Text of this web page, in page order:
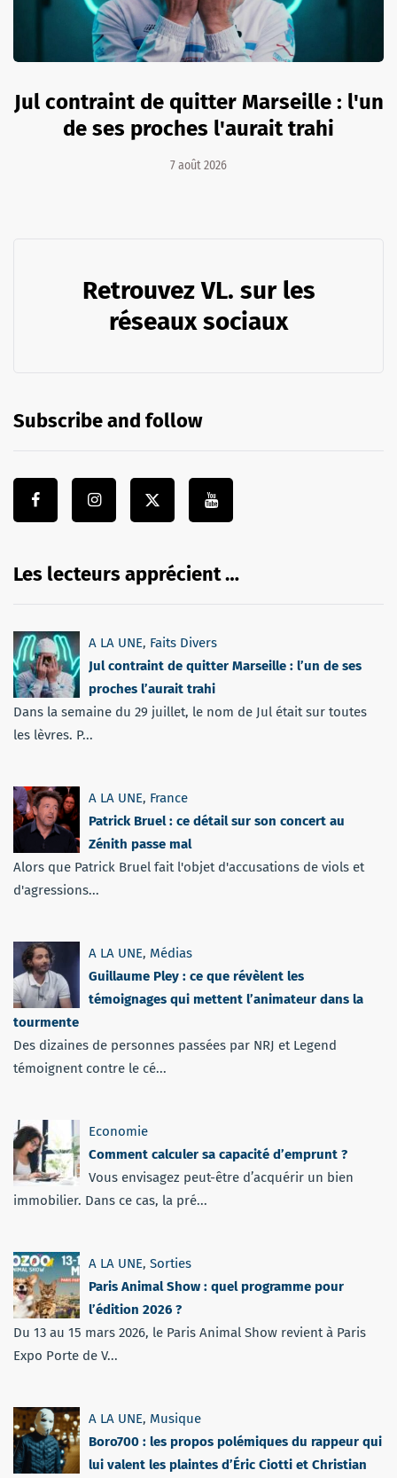
Jul contraint de quitter Marseille : l'un
de ses proches l'aurait trahi
7 août 2026
Retrouvez VL. sur les
réseaux sociaux
Subscribe and follow
Les lecteurs apprécient …
A LA UNE, Faits Divers
Jul contraint de quitter Marseille : l’un de ses
proches l’aurait trahi
Dans la semaine du 29 juillet, le nom de Jul était sur toutes
les lèvres. P...
A LA UNE, France
Patrick Bruel : ce détail sur son concert au
Zénith passe mal
Alors que Patrick Bruel fait l'objet d'accusations de viols et
d'agressions...
A LA UNE, Médias
Guillaume Pley : ce que révèlent les
témoignages qui mettent l’animateur dans la
tourmente
Des dizaines de personnes passées par NRJ et Legend
témoignent contre le cé...
Economie
Comment calculer sa capacité d’emprunt ?
Vous envisagez peut-être d’acquérir un bien
immobilier. Dans ce cas, la pré...
A LA UNE, Sorties
Paris Animal Show : quel programme pour
l’édition 2026 ?
Du 13 au 15 mars 2026, le Paris Animal Show revient à Paris
Expo Porte de V...
A LA UNE, Musique
Boro700 : les propos polémiques du rappeur qui
lui valent les plaintes d’Éric Ciotti et Christian